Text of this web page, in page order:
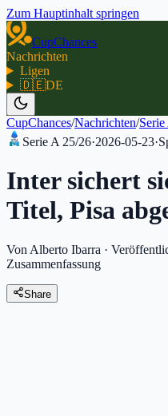
Zum Hauptinhalt springen
CupChances
Nachrichten
Ligen
🇩🇪DE
CupChances/Nachrichten/
Serie A 25/26·2026-05-23·
Inter sichert
Titel, Pisa
Von Alberto Ibarra ·
Zusammenfassung
Share